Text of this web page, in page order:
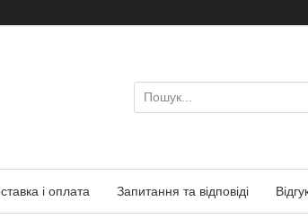
і оплата Запитання та відповіді